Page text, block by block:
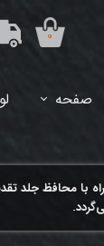
۰
صفحه
با محافظ جلد